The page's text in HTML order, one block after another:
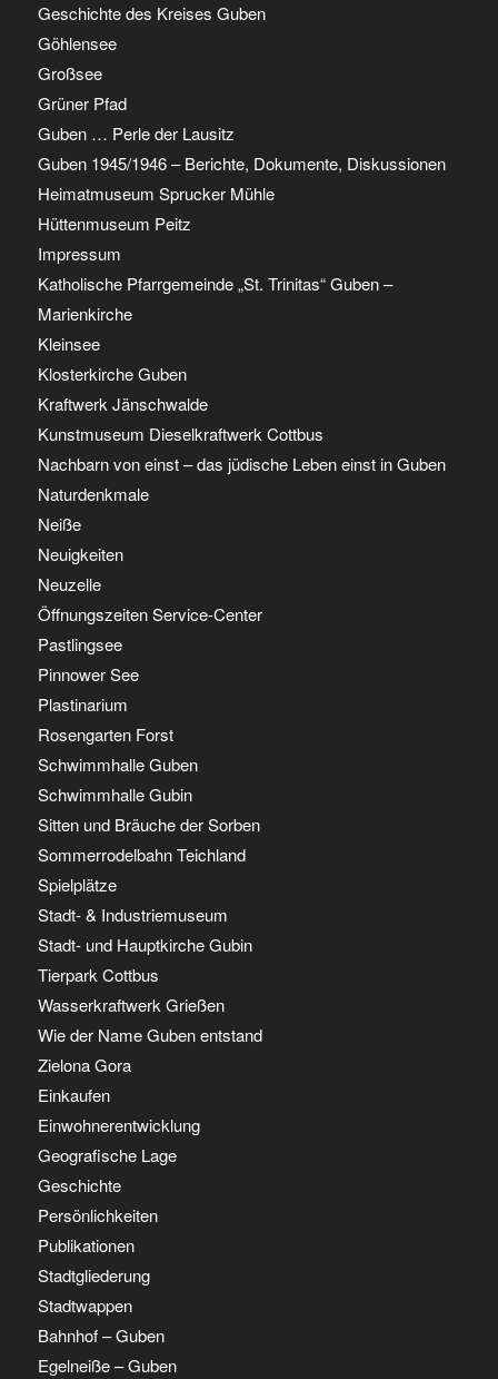
Geschichte des Kreises Guben
Göhlensee
Großsee
Grüner Pfad
Guben … Perle der Lausitz
Guben 1945/1946 – Berichte, Dokumente, Diskussionen
Heimatmuseum Sprucker Mühle
Hüttenmuseum Peitz
Impressum
Katholische Pfarrgemeinde „St. Trinitas“ Guben –
Marienkirche
Kleinsee
Klosterkirche Guben
Kraftwerk Jänschwalde
Kunstmuseum Dieselkraftwerk Cottbus
Nachbarn von einst – das jüdische Leben einst in Guben
Naturdenkmale
Neiße
Neuigkeiten
Neuzelle
Öffnungszeiten Service-Center
Pastlingsee
Pinnower See
Plastinarium
Rosengarten Forst
Schwimmhalle Guben
Schwimmhalle Gubin
Sitten und Bräuche der Sorben
Sommerrodelbahn Teichland
Spielplätze
Stadt- & Industriemuseum
Stadt- und Hauptkirche Gubin
Tierpark Cottbus
Wasserkraftwerk Grießen
Wie der Name Guben entstand
Zielona Gora
Einkaufen
Einwohnerentwicklung
Geografische Lage
Geschichte
Persönlichkeiten
Publikationen
Stadtgliederung
Stadtwappen
Bahnhof – Guben
Egelneiße – Guben